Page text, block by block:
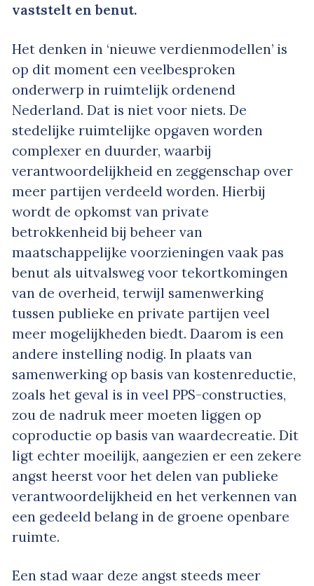
vaststelt en benut.
Het denken in ‘nieuwe verdienmodellen’ is
op dit moment een veelbesproken
onderwerp in ruimtelijk ordenend
Nederland. Dat is niet voor niets. De
stedelijke ruimtelijke opgaven worden
complexer en duurder, waarbij
verantwoordelijkheid en zeggenschap over
meer partijen verdeeld worden. Hierbij
wordt de opkomst van private
betrokkenheid bij beheer van
maatschappelijke voorzieningen vaak pas
benut als uitvalsweg voor tekortkomingen
van de overheid, terwijl samenwerking
tussen publieke en private partijen veel
meer mogelijkheden biedt. Daarom is een
andere instelling nodig. In plaats van
samenwerking op basis van kostenreductie,
zoals het geval is in veel PPS-constructies,
zou de nadruk meer moeten liggen op
coproductie op basis van waardecreatie. Dit
ligt echter moeilijk, aangezien er een zekere
angst heerst voor het delen van publieke
verantwoordelijkheid en het verkennen van
een gedeeld belang in de groene openbare
ruimte.
Een stad waar deze angst steeds meer